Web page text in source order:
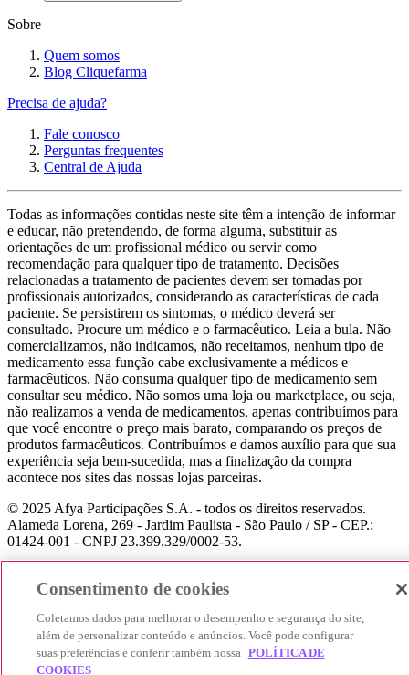
Sobre
Quem somos
Blog Cliquefarma
Precisa de ajuda?
Fale conosco
Perguntas frequentes
Central de Ajuda
Todas as informações contidas neste site têm a intenção de informar
e educar, não pretendendo, de forma alguma, substituir as
orientações de um profissional médico ou servir como
recomendação para qualquer tipo de tratamento. Decisões
relacionadas a tratamento de pacientes devem ser tomadas por
profissionais autorizados, considerando as características de cada
paciente. Se persistirem os sintomas, o médico deverá ser
consultado. Procure um médico e o farmacêutico. Leia a bula. Não
comercializamos, não indicamos, não receitamos, nenhum tipo de
medicamento essa função cabe exclusivamente a médicos e
farmacêuticos. Não consuma qualquer tipo de medicamento sem
consultar seu médico. Não somos uma loja ou marketplace, ou seja,
não realizamos a venda de medicamentos, apenas contribuímos para
que você encontre o preço mais barato, comparando os preços de
produtos farmacêuticos. Contribuímos e damos auxílio para que sua
experiência seja bem-sucedida, mas a finalização da compra
acontece nos sites das nossas lojas parceiras.
© 2025 Afya Participações S.A. - todos os direitos reservados.
Alameda Lorena, 269 - Jardim Paulista - São Paulo / SP - CEP.:
01424-001 - CNPJ 23.399.329/0002-53.
Consentimento de cookies
Coletamos dados para melhorar o desempenho e segurança do site,
além de personalizar conteúdo e anúncios. Você pode configurar
suas preferências e conferir também nossa POLÍTICA DE
COOKIES